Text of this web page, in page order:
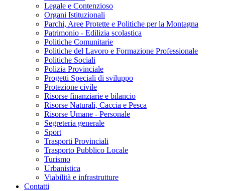
Legale e Contenzioso
Organi Istituzionali
Parchi, Aree Protette e Politiche per la Montagna
Patrimonio - Edilizia scolastica
Politiche Comunitarie
Politiche del Lavoro e Formazione Professionale
Politiche Sociali
Polizia Provinciale
Progetti Speciali di sviluppo
Protezione civile
Risorse finanziarie e bilancio
Risorse Naturali, Caccia e Pesca
Risorse Umane - Personale
Segreteria generale
Sport
Trasporti Provinciali
Trasporto Pubblico Locale
Turismo
Urbanistica
Viabilità e infrastrutture
Contatti